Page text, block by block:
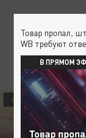
ОБЩЕСТВО
Товар пропал,
WB требуют
В ПРЯМОМ